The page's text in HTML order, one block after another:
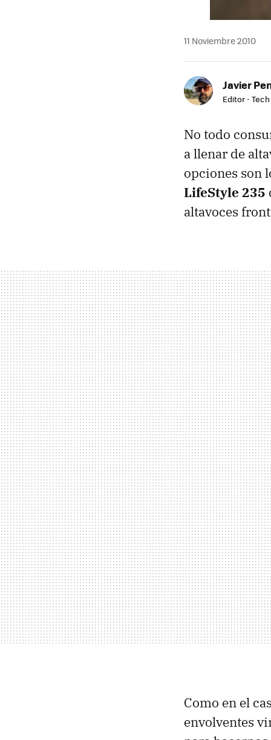
11 Noviembre 2010
Javier
Editor - Tech
No todo
a llenar de
opciones son
LifeStyle 235
altavoces
Como en el
envolventes